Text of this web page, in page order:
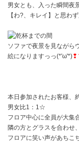
男女とも、入った瞬間夜
【わ?、キレイ】と思わ
乾杯までの間
ソファで夜景を見ながら
絵になりますっっ(*'ω'*)
本日参加されたお客様、
男女比1：1☆
フロア中心に全員が大集
隣の方とグラスを合わせ
フロアに笑い声があちこ